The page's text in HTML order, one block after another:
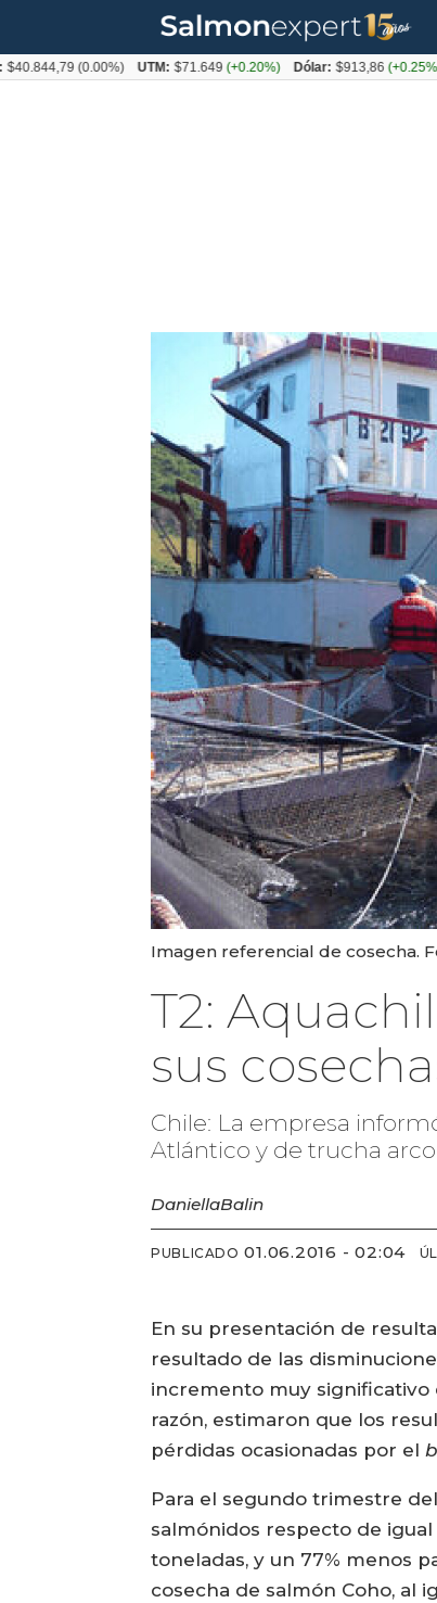
Imagen referencial de cosecha.
T2:
sus
Chile: La empresa
Atlántico y de trucha
DaniellaBalin
PUBLICADO 01.06.2016 - 02:04
En su presentación de
resultado de las
incremento muy significativo
razón, estimaron que los
pérdidas ocasionadas por el
Para el segundo trimestre
salmónidos respecto de
toneladas, y un 77% menos
cosecha de salmón Coho, al
(0.00%) UTM: $71.649(+0.20%) Dólar: $913,86(+0.25%)